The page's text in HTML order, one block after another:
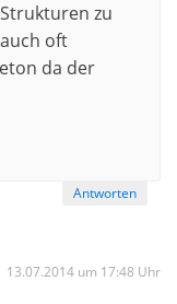
zu
oft
da der
Antworten
13.07.2014 um 17:48 Uhr